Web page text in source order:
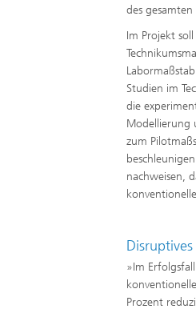
des
Im Projekt
Studien im
die
Modellierung
zum
nachweisen,
»Im
Prozent